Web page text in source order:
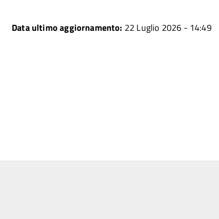
Data ultimo aggiornamento: 22 Luglio 2026 - 14:49